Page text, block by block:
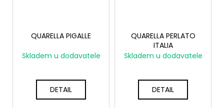
QUARELLA PIGALLE
Skladem u dodavatele
DETAIL
QUARELLA PERLATO
ITALIA
Skladem u dodavatele
DETAIL